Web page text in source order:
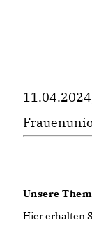
Unsere
Hier erhalten